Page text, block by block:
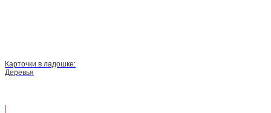
Карточки в ладошке:
Деревья